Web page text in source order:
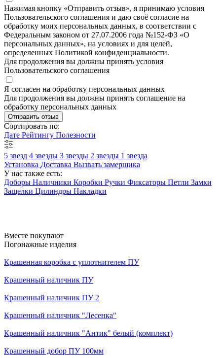
Нажимая кнопку «Отправить отзыв», я принимаю условия
Пользовательского соглашения и даю своё согласие на
обработку моих персональных данных, в соответствии с
Федеральным законом от 27.07.2006 года №152-ФЗ «О
персональных данных», на условиях и для целей,
определенных Политикой конфиденциальности.
Для продолжения вы должны принять условия
Пользовательского соглашения
Я согласен на обработку персональных данных
Для продолжения вы должны принять соглашение на
обработку персональных данных
Отправить отзыв
Сортировать по:
Дате Рейтингу Полезности
5 звезд 4 звезды 3 звезды 2 звезды 1 звезда
Установка Доставка Вызвать замерщика
У нас также есть:
Доборы Наличники Коробки Ручки Фиксаторы Петли Замки
Защелки Цилиндры Накладки
Вместе покупают
Погонажные изделия
Крашенная коробка с уплотнителем ПУ
Крашенный наличник ПУ
Крашенный наличник ПУ 2
Крашенный наличник "Лесенка"
Крашенный наличник "Антик" белый (комплект)
Крашенный добор ПУ 100мм